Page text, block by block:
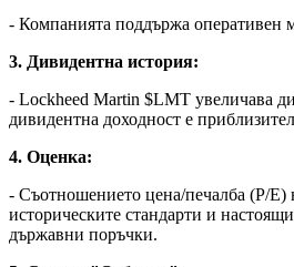
- Компанията поддържа оперативен
3. Дивидентна история:
- Lockheed Martin $LMT увеличава
дивидентна доходност е
4. Оценка:
- Съотношението цена/печалба (P/E)
историческите стандарти и
държавни поръчки.